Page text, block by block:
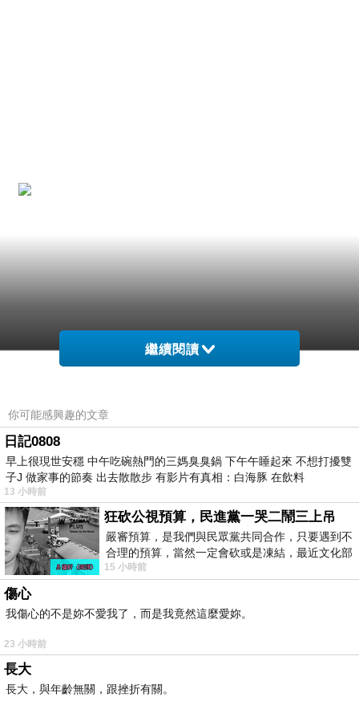
情人節禮物 期間免運>
繼續閱讀
你可能感興趣的文章
日記0808
早上很現世安穩 中午吃碗熱門的三媽臭臭鍋 下午午睡起來 不想打擾雙
子J 做家事的節奏 出去散散步 有影片有真相：白海豚 在飲料
13 小時前
狂砍公視預算，民進黨一哭二鬧三上吊
嚴審預算，是我們與民眾黨共同合作，只要遇到不
合理的預算，當然一定會砍或是凍結，最近文化部
要編列公視和Taiwan plus預算，在110年
15 小時前
傷心
我傷心的不是妳不愛我了，而是我竟然這麼愛妳。
23 小時前
長大
長大，與年齡無關，跟挫折有關。